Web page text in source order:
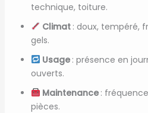
technique, toiture.
Climat : doux, tempéré,
gels.
Usage : présence en
ouverts.
Maintenance :
pièces.